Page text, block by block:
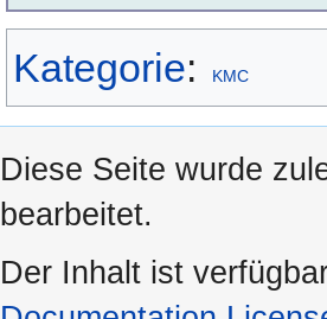
Kategorie: KMC
Diese Seite wurde
bearbeitet.
Der Inhalt ist